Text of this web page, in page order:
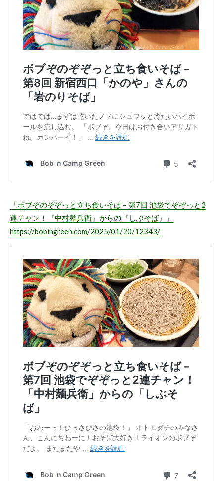
「ボブぞのぞぞっと立ち食いそば – 第7回 池袋でぞぞっと2
連チャン！『中村麺兵衛』からの『しぶそば』」
https://bobingreen.com/2025/01/20/12343/